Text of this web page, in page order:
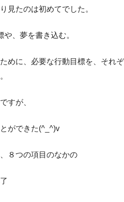
見たのは初めてでした。
、夢を書き込む。
めに、必要な行動目標を、それぞ
すが、
ができた(^_^)v
８つの項目のなかの